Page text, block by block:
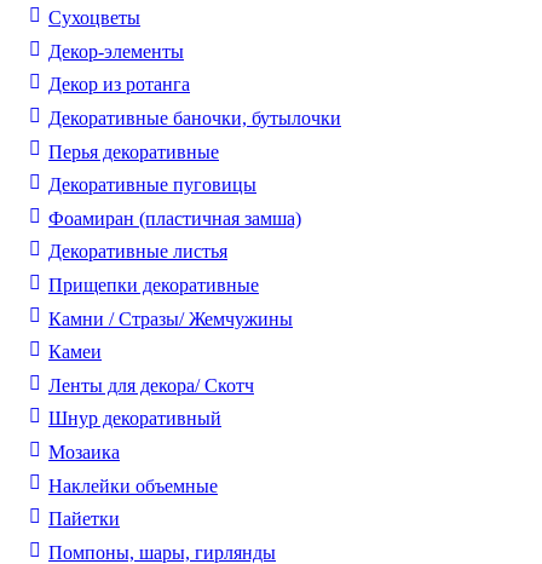
Cухоцветы
Декор-элементы
Декор из ротанга
Декоративные баночки, бутылочки
Перья декоративные
Декоративные пуговицы
Фоамиран (пластичная замша)
Декоративные листья
Прищепки декоративные
Камни / Cтразы/ Жемчужины
Камеи
Ленты для декора/ Скотч
Шнур декоративный
Мозаика
Наклейки объемные
Пайетки
Помпоны, шары, гирлянды